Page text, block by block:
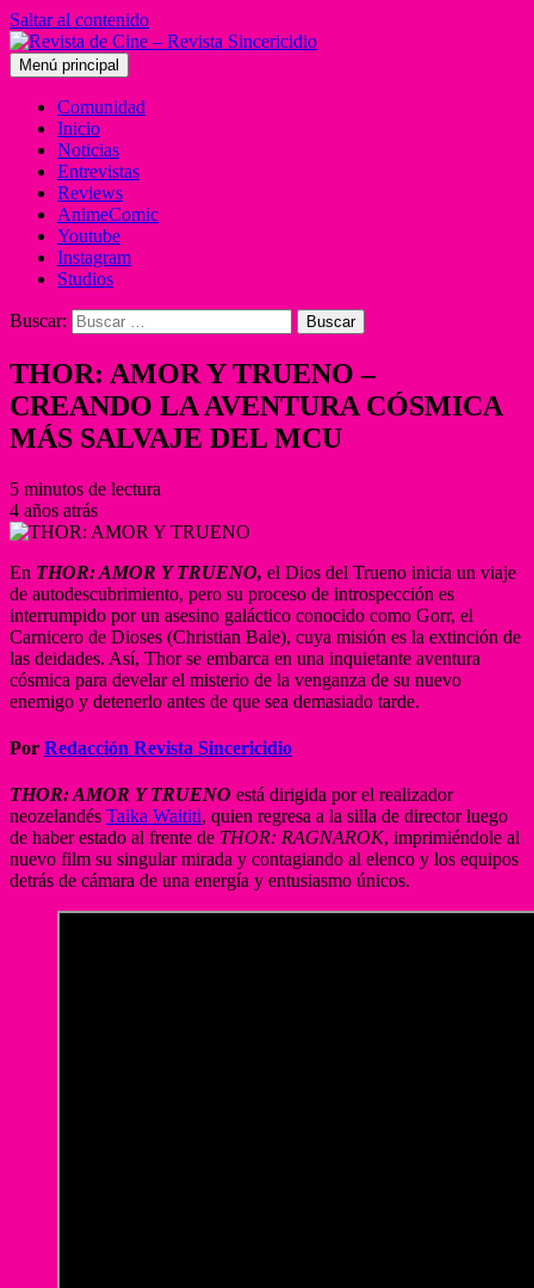
Saltar al contenido
Menú principal
Comunidad
Inicio
Noticias
Entrevistas
Reviews
AnimeComic
Youtube
Instagram
Studios
Buscar:
THOR: AMOR Y TRUENO –
CREANDO LA AVENTURA CÓSMICA
MÁS SALVAJE DEL MCU
5 minutos de lectura
4 años atrás
En THOR: AMOR Y TRUENO, el Dios del Trueno inicia un viaje
de autodescubrimiento, pero su proceso de introspección es
interrumpido por un asesino galáctico conocido como Gorr, el
Carnicero de Dioses (Christian Bale), cuya misión es la extinción de
las deidades. Así, Thor se embarca en una inquietante aventura
cósmica para develar el misterio de la venganza de su nuevo
enemigo y detenerlo antes de que sea demasiado tarde.
Por Redacción Revista Sincericidio
THOR: AMOR Y TRUENO está dirigida por el realizador
neozelandés Taika Waititi, quien regresa a la silla de director luego
de haber estado al frente de THOR: RAGNAROK, imprimiéndole al
nuevo film su singular mirada y contagiando al elenco y los equipos
detrás de cámara de una energía y entusiasmo únicos.